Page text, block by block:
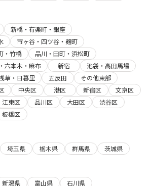
新橋・有楽町・銀座
市ヶ谷・四ツ谷・麹町
・竹橋
品川・田町・浜松町
六本木・麻布 新宿
池袋・高田馬場
草・日暮里 五反田
その他東部
中央区 港区 新宿区
文京区
江東区 品川区 大田区
渋谷区
板橋区
埼玉県 栃木県 群馬県
茨城県
新潟県 富山県
石川県